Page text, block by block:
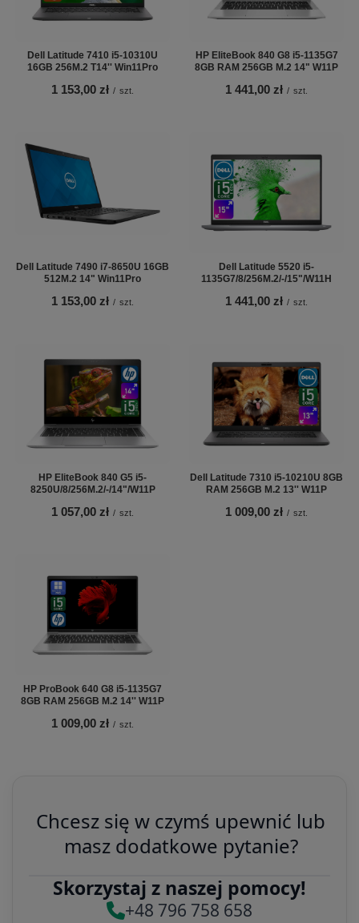
Dell Latitude 7410 i5-10310U
16GB 256M.2 T14'' Win11Pro
1 153,00 zł / szt.
HP EliteBook 840 G8 i5-1135G7
8GB RAM 256GB M.2 14" W11P
1 441,00 zł / szt.
Dell Latitude 7490 i7-8650U 16GB
512M.2 14" Win11Pro
1 153,00 zł / szt.
Dell Latitude 5520 i5-
1135G7/8/256M.2/-/15"/W11H
1 441,00 zł / szt.
HP EliteBook 840 G5 i5-
8250U/8/256M.2/-/14"/W11P
1 057,00 zł / szt.
Dell Latitude 7310 i5-10210U 8GB
RAM 256GB M.2 13'' W11P
1 009,00 zł / szt.
HP ProBook 640 G8 i5-1135G7
8GB RAM 256GB M.2 14'' W11P
1 009,00 zł / szt.
Chcesz się w czymś upewnić lub
masz dodatkowe pytanie?
Skorzystaj z naszej pomocy!
+48 796 758 658